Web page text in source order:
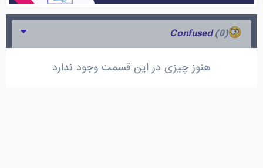
Confused
(0)
هنوز چیزی در این قسمت وجود ندارد